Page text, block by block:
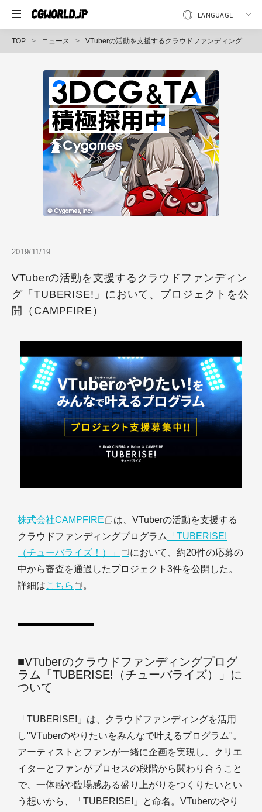
TOP ニュース VTuberの活動を支援するクラウドファンディング「TUBERISE!」において、プロジェクトを公開（CAMPFIRE）
2019/11/19
VTuberの活動を支援するクラウドファンディン
グ「TUBERISE!」において、プロジェクトを公
開（CAMPFIRE）
株式会社CAMPFIRE
は、VTuberの活動を支援する
クラウドファンディングプログラム
「TUBERISE!
（チューバライズ！）」
において、約20件の応募の
中から審査を通過したプロジェクト3件を公開した。
詳細はこちら 。
■VTuberのクラウドファンディングプログ
ラム「TUBERISE!（チューバライズ）」に
ついて
「TUBERISE!」は、クラウドファンディングを活用
し"VTuberのやりたいをみんなで叶えるプログラム"。
アーティストとファンが一緒に企画を実現し、クリエ
イターとファンがプロセスの段階から関わり合うこと
で、一体感や臨場感ある盛り上がりをつくりたいとい
う想いから、「TUBERISE!」と命名。VTuberのやり